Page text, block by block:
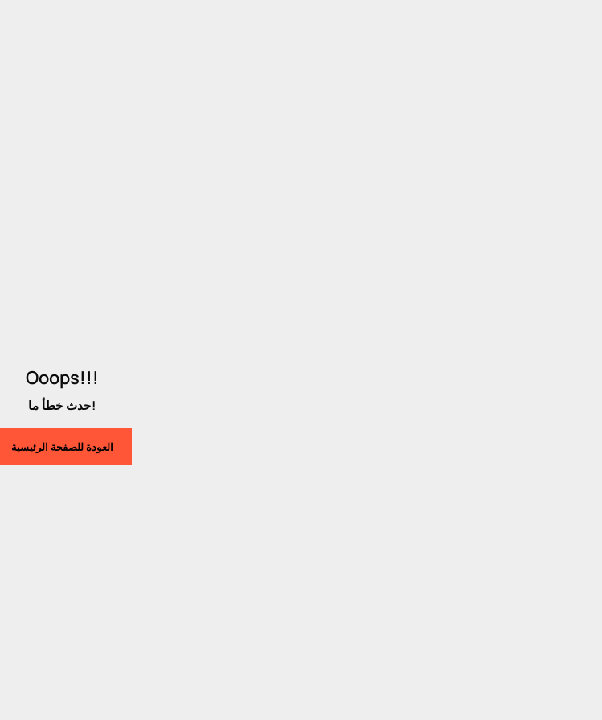
Ooops!!!
حدث خطأ ما!
العودة للصفحة الرئيسية